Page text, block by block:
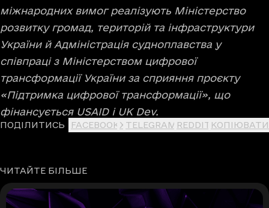
міжнародних вимог реалізують Міністерство
розвитку громад, територій та інфраструктури
України й Адміністрація судноплавства у
співпраці з Міністерством цифрової
трансформації України за сприяння проєкту
«Підтримка цифрової трансформації», що
фінансується USAID і UK Dev.
ПОДІЛИТИСЬ FACEBOOK X TELEGRAM REDDIT КОПІЮВАТИ
ЧИТАЙТЕ БІЛЬШЕ